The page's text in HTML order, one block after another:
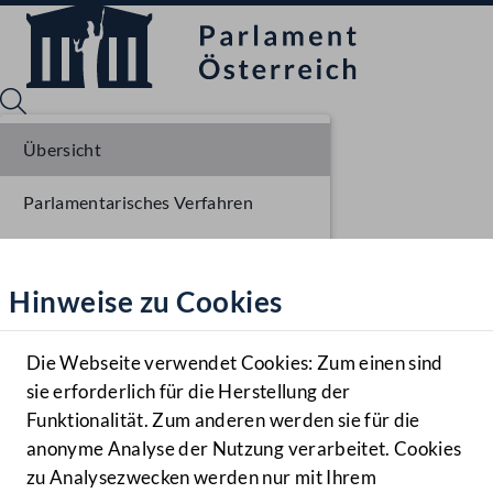
Hilfe
Benutzer
Navigationsmenü öffnen
MENÜ
Hinweise zu Cookies
Die Webseite verwendet Cookies: Zum einen sind
sie erforderlich für die Herstellung der
Funktionalität. Zum anderen werden sie für die
anonyme Analyse der Nutzung verarbeitet. Cookies
zu Analysezwecken werden nur mit Ihrem
Übersicht
Parlamentarisches Verfahren
Ausschussberatungen NR